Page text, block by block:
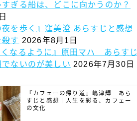
ぎる船は、どこに向かうのか？
夜を歩く』窪美澄 あらすじと感想
殺す 2026年8月1日
くなるように』原田マハ あらすじ
でないのが美しい 2026年7月30日
『カフェーの帰り道』嶋津輝 あら
すじと感想｜人生を彩る、カフェー
の文化